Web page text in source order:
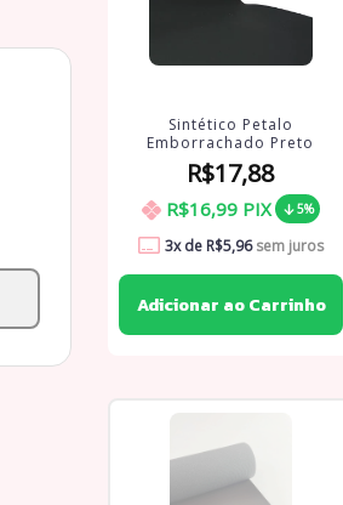
Sintético Petalo
Emborrachado Preto
R$17,88
R$16,99 PIX 5%
3x de R$5,96sem juros